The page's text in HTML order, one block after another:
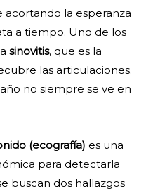
la esperanza
a tiempo. Uno de los
sinovitis, que es la
las articulaciones.
no siempre se ve en
(ecografía) es una
para detectarla
buscan dos hallazgos